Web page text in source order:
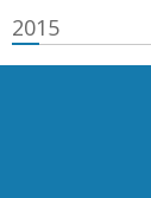
2015